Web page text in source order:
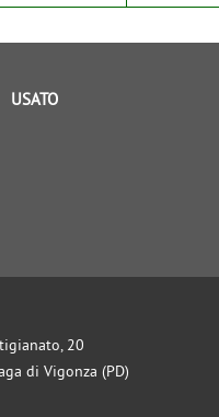
USATO
20
di Vigonza (PD)